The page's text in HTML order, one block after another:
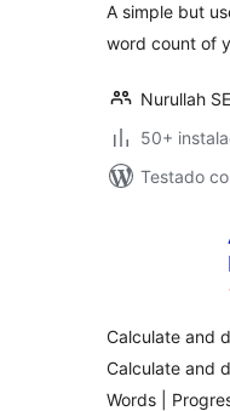
A simple but
word count of
Nurullah
50+
Testado
Calculate and
Calculate and
Words |